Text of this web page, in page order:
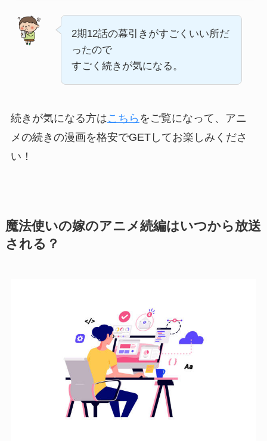
2期12話の幕引きがすごくいい所だ
ったので
すごく続きが気になる。
続きが気になる方はこちら をご覧になって、アニ
メの続きの漫画を格安でGETしてお楽しみくださ
い！
魔法使いの嫁のアニメ続編はいつから放送
される？